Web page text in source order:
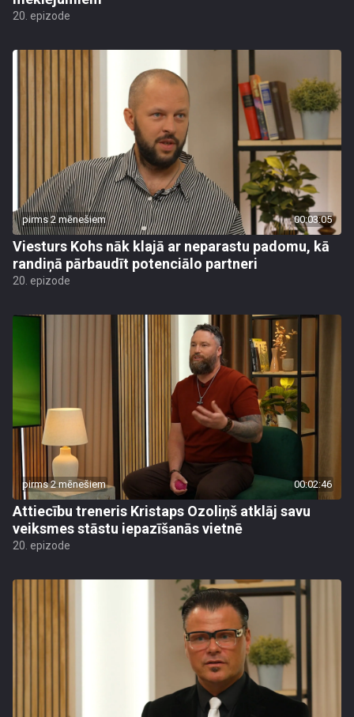
20. epizode
pirms 2 mēnešiem 00:03:05
Viesturs Kohs nāk klajā ar neparastu padomu, kā
randiņā pārbaudīt potenciālo partneri
20. epizode
pirms 2 mēnešiem 00:02:46
Attiecību treneris Kristaps Ozoliņš atklāj savu
veiksmes stāstu iepazīšanās vietnē
20. epizode